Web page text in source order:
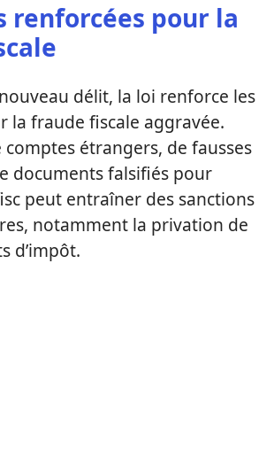
renforcées pour la
délit, la loi renforce les
la fraude fiscale aggravée.
comptes étrangers, de fausses
documents falsifiés pour
peut entraîner des sanctions
notamment la privation de
d’impôt.